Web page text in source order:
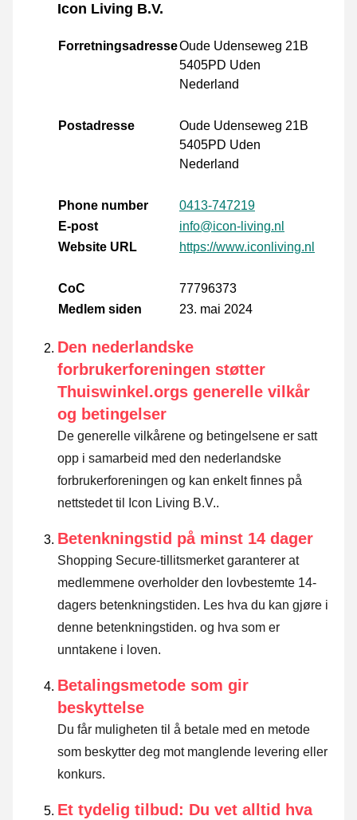
Icon Living B.V.
ForretningsadresseOude Udenseweg 21B
5405PD Uden
Nederland
Postadresse
Oude Udenseweg 21B
5405PD Uden
Nederland
Phone number
0413-747219
E-post
info@icon-living.nl
Website URL
https://www.iconliving.nl
CoC
77796373
Medlem siden
23. mai 2024
Den nederlandske
forbrukerforeningen støtter
Thuiswinkel.orgs generelle vilkår
og betingelser
De generelle vilkårene og betingelsene er satt
opp i samarbeid med den nederlandske
forbrukerforeningen og kan enkelt finnes på
nettstedet til Icon Living B.V..
Betenkningstid på minst 14 dager
Shopping Secure-tillitsmerket garanterer at
medlemmene overholder den lovbestemte 14-
dagers betenkningstiden. Les hva du kan gjøre i
denne betenkningstiden. og hva som er
unntakene i loven.
Betalingsmetode som gir
beskyttelse
Du får muligheten til å betale med en metode
som beskytter deg mot manglende levering eller
konkurs.
Et tydelig tilbud: Du vet alltid hva